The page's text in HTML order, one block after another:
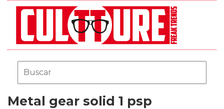
Metal gear solid 1 psp